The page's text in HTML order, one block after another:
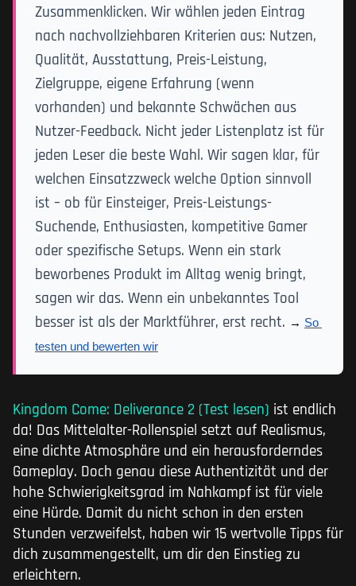
Zusammenklicken. Wir wählen jeden Eintrag
nach nachvollziehbaren Kriterien aus: Nutzen,
Qualität, Ausstattung, Preis-Leistung,
Zielgruppe, eigene Erfahrung (wenn
vorhanden) und bekannte Schwächen aus
Nutzer-Feedback. Nicht jeder Listenplatz ist für
jeden Leser die beste Wahl. Wir sagen klar, für
welchen Einsatzzweck welche Option sinnvoll
ist – ob für Einsteiger, Preis-Leistungs-
Suchende, Enthusiasten, kompetitive Gamer
oder spezifische Setups. Wenn ein stark
beworbenes Produkt im Alltag wenig bringt,
sagen wir das. Wenn ein unbekanntes Tool
besser ist als der Marktführer, erst recht. → So
testen und bewerten wir
Kingdom Come: Deliverance 2 (Test lesen) ist endlich
da! Das Mittelalter-Rollenspiel setzt auf Realismus,
eine dichte Atmosphäre und ein herausforderndes
Gameplay. Doch genau diese Authentizität und der
hohe Schwierigkeitsgrad im Nahkampf ist für viele
eine Hürde. Damit du nicht schon in den ersten
Stunden verzweifelst, haben wir 15 wertvolle Tipps für
dich zusammengestellt, um dir den Einstieg zu
erleichtern.